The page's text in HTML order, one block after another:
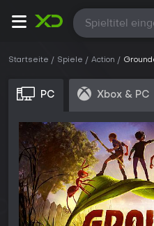
Alle
Startseite Spiele Action
PC Xbox & PC